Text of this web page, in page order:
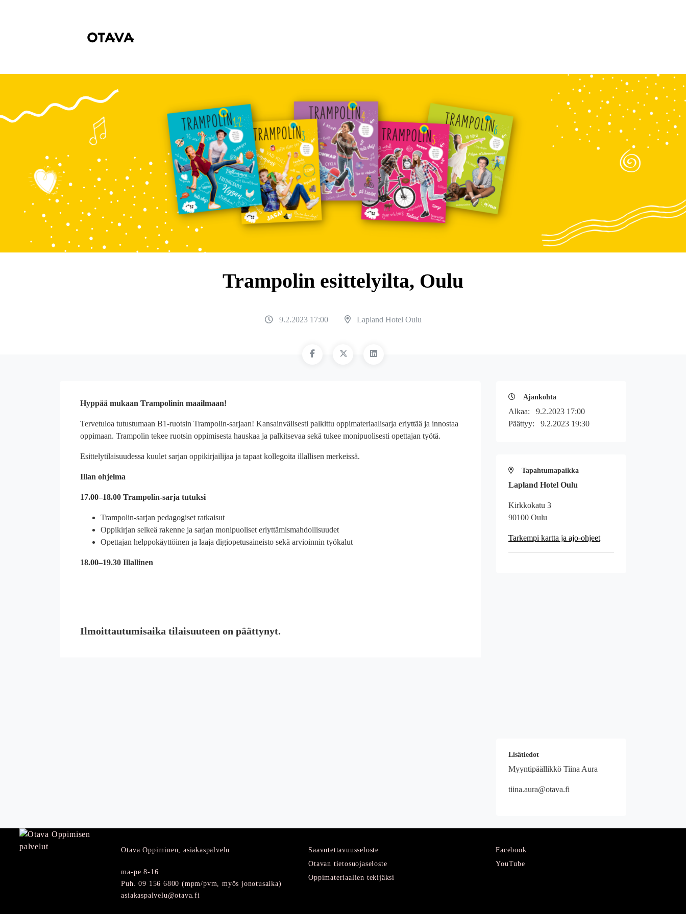
Trampolin esittelyilta, Oulu
9.2.2023 17:00 Lapland Hotel Oulu
Hyppää mukaan Trampolinin maailmaan!
Tervetuloa tutustumaan B1-ruotsin Trampolin-sarjaan! Kansainvälisesti palkittu oppimateriaalisarja eriyttää ja innostaa
oppimaan. Trampolin tekee ruotsin oppimisesta hauskaa ja palkitsevaa sekä tukee monipuolisesti opettajan työtä.
Esittelytilaisuudessa kuulet sarjan oppikirjailijaa ja tapaat kollegoita illallisen merkeissä.
Illan ohjelma
17.00–18.00 Trampolin-sarja tutuksi
Trampolin-sarjan pedagogiset ratkaisut
Oppikirjan selkeä rakenne ja sarjan monipuoliset eriyttämismahdollisuudet
Opettajan helppokäyttöinen ja laaja digiopetusaineisto sekä arvioinnin työkalut
18.00–19.30 Illallinen
Ilmoittautumisaika tilaisuuteen on päättynyt.
Ajankohta
Alkaa: 9.2.2023 17:00
Päättyy: 9.2.2023 19:30
Tapahtumapaikka
Lapland Hotel Oulu
Kirkkokatu 3
90100 Oulu
Tarkempi kartta ja ajo-ohjeet
Lisätiedot
Myyntipäällikkö Tiina Aura
tiina.aura@otava.fi
Otava Oppiminen, asiakaspalvelu
ma-pe 8-16
Puh. 09 156 6800 (mpm/pvm, myös jonotusaika)
asiakaspalvelu@otava.fi
Saavutettavuusseloste
Otavan tietosuojaseloste
Oppimateriaalien tekijäksi
Facebook
YouTube